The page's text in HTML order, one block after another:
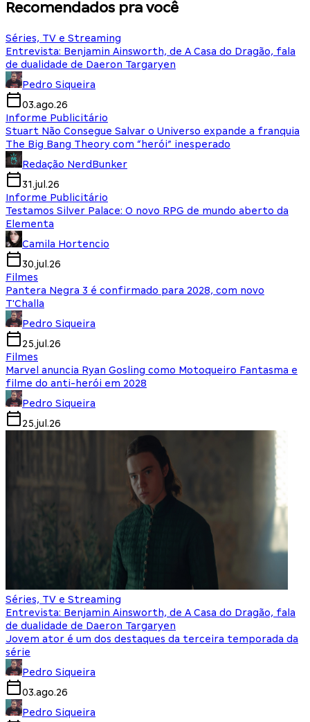
Recomendados pra você
Séries, TV e Streaming
Entrevista: Benjamin Ainsworth, de A Casa do Dragão, fala
de dualidade de Daeron Targaryen
Pedro Siqueira
03.ago.26
Informe Publicitário
Stuart Não Consegue Salvar o Universo expande a franquia
The Big Bang Theory com “herói” inesperado
Redação NerdBunker
31.jul.26
Informe Publicitário
Testamos Silver Palace: O novo RPG de mundo aberto da
Elementa
Camila Hortencio
30.jul.26
Filmes
Pantera Negra 3 é confirmado para 2028, com novo
T'Challa
Pedro Siqueira
25.jul.26
Filmes
Marvel anuncia Ryan Gosling como Motoqueiro Fantasma e
filme do anti-herói em 2028
Pedro Siqueira
25.jul.26
Séries, TV e Streaming
Entrevista: Benjamin Ainsworth, de A Casa do Dragão, fala
de dualidade de Daeron Targaryen
Jovem ator é um dos destaques da terceira temporada da
série
Pedro Siqueira
03.ago.26
Pedro Siqueira